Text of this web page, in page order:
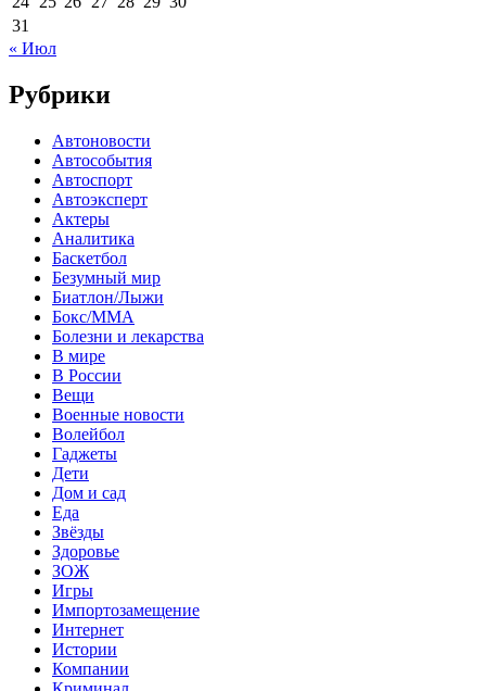
31
« Июл
Рубрики
Автоновости
Автособытия
Автоспорт
Автоэксперт
Актеры
Аналитика
Баскетбол
Безумный мир
Биатлон/Лыжи
Бокс/MMA
Болезни и лекарства
В мире
В России
Вещи
Военные новости
Волейбол
Гаджеты
Дети
Дом и сад
Еда
Звёзды
Здоровье
ЗОЖ
Игры
Импортозамещение
Интернет
Истории
Компании